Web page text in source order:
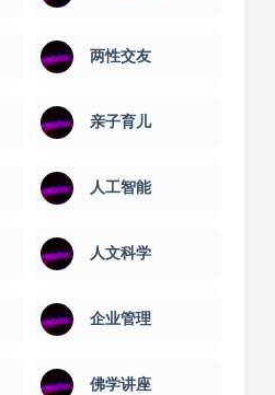
两性交友
亲子育儿
人工智能
人文科学
企业管理
佛学讲座